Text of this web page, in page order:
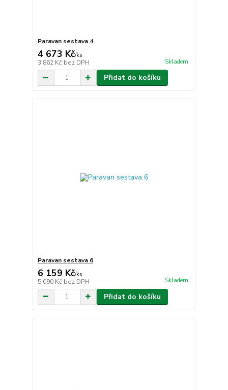
Paravan sestava 4
4 673 Kč/ks
3 862 Kč bez DPH Skladem
Přidat do košíku
Paravan sestava 6
6 159 Kč/ks
5 090 Kč bez DPH Skladem
Přidat do košíku